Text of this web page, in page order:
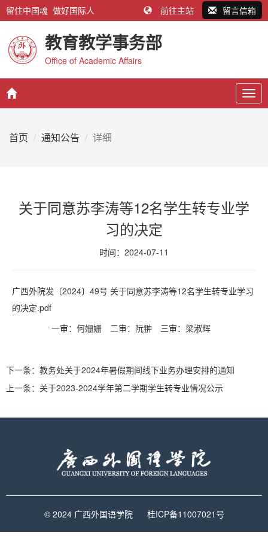
留住中国魂 做好国际人 前往主站 留言信箱
教育教学事务部
Office of Academic Affairs
首页 通知公告 详细
关于同意苏李涛等12名学生转专业学
习的决定
时间：2024-07-11
广西外院发〔2024〕49号 关于同意苏李涛等12名学生转专业学习
的决定.pdf
一审：何姗姗
二审：阮翀 三审：梁淑辉
下一条： 教务处关于2024年暑假期间线下业务办理安排的通知
上一条： 关于2023-2024学年第二学期学生转专业情况公示
© 2024 广西外国语学院 桂ICP备11007021号